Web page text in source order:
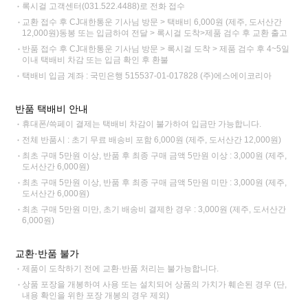
록시걸 고객센터(031.522.4488)로 전화 접수
교환 접수 후 CJ대한통운 기사님 방문 > 택배비 6,000원 (제주, 도서산간
12,000원)동봉 또는 입금하여 전달 > 록시걸 도착>제품 검수 후 교환 출고
반품 접수 후 CJ대한통운 기사님 방문 > 록시걸 도착 > 제품 검수 후 4~5일
이내 택배비 차감 또는 입금 확인 후 환불
택배비 입금 계좌 : 국민은행 515537-01-017828 (주)에스에이코리아
반품 택배비 안내
휴대폰/쓱페이 결제는 택배비 차감이 불가하여 입금만 가능합니다.
전체 반품시 : 초기 무료 배송비 포함 6,000원 (제주, 도서산간 12,000원)
최초 구매 5만원 이상, 반품 후 최종 구매 금액 5만원 이상 : 3,000원 (제주,
도서산간 6,000원)
최초 구매 5만원 이상, 반품 후 최종 구매 금액 5만원 미만 : 3,000원 (제주,
도서산간 6,000원)
최초 구매 5만원 미만, 초기 배송비 결제한 경우 : 3,000원 (제주, 도서산간
6,000원)
교환·반품 불가
제품이 도착하기 전에 교환·반품 처리는 불가능합니다.
상품 포장을 개봉하여 사용 또는 설치되어 상품의 가치가 훼손된 경우 (단,
내용 확인을 위한 포장 개봉의 경우 제외)